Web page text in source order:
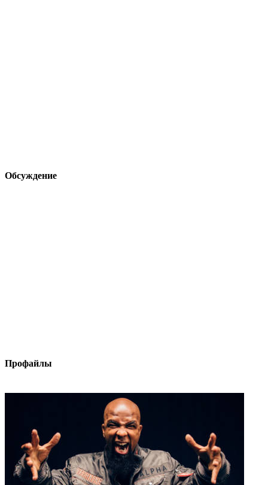
Обсуждение
Профайлы